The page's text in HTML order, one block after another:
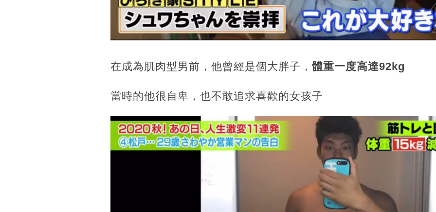
在成為肌肉型男前，他曾經是個大胖子， 體重一度高達92kg
當時的他很自卑，也不敢追求喜歡的女孩子